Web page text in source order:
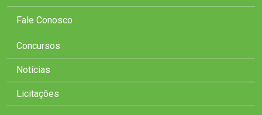
Fale Conosco
Concursos
Notícias
Licitações